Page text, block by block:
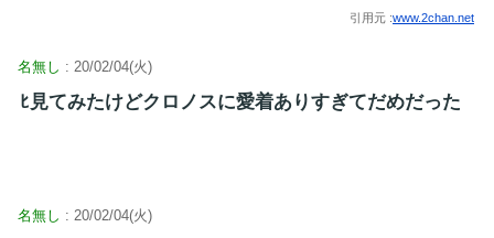
引用元 :www.2chan.net
名無し : 20/02/04(火)
ﾋ見てみたけどクロノスに愛着ありすぎてだめだった
名無し : 20/02/04(火)